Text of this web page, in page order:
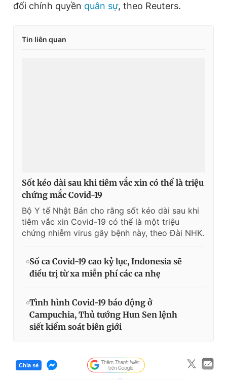
đối chính quyền quân sự, theo Reuters.
Tin liên quan
Sốt kéo dài sau khi tiêm vắc xin có thể là triệu
chứng mắc Covid-19
Bộ Y tế Nhật Bản cho rằng sốt kéo dài sau khi
tiêm vắc xin Covid-19 có thể là một triệu
chứng nhiễm virus gây bệnh này, theo Đài NHK.
Số ca Covid-19 cao kỷ lục, Indonesia sẽ
điều trị từ xa miễn phí các ca nhẹ
Tình hình Covid-19 báo động ở
Campuchia, Thủ tướng Hun Sen lệnh
siết kiểm soát biên giới
Chia sẻ